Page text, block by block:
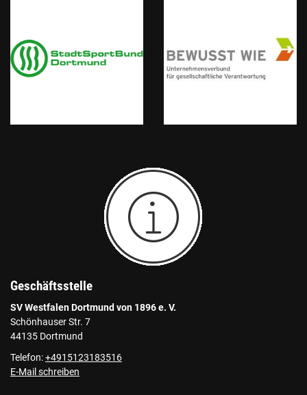
Geschäftsstelle
SV Westfalen Dortmund von 1896 e. V.
Schönhauser Str. 7
44135 Dortmund
Telefon:+4915123183516
E-Mail schreiben